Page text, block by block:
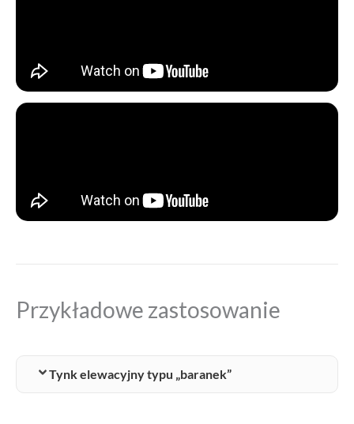
Przykładowe zastosowanie
Tynk elewacyjny typu „baranek”